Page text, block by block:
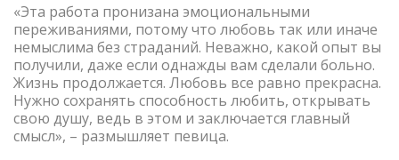
«Эта работа пронизана эмоциональными
переживаниями, потому что любовь так или иначе
немыслима без страданий. Неважно, какой опыт вы
получили, даже если однажды вам сделали больно.
Жизнь продолжается. Любовь все равно прекрасна.
Нужно сохранять способность любить, открывать
свою душу, ведь в этом и заключается главный
смысл», – размышляет певица.